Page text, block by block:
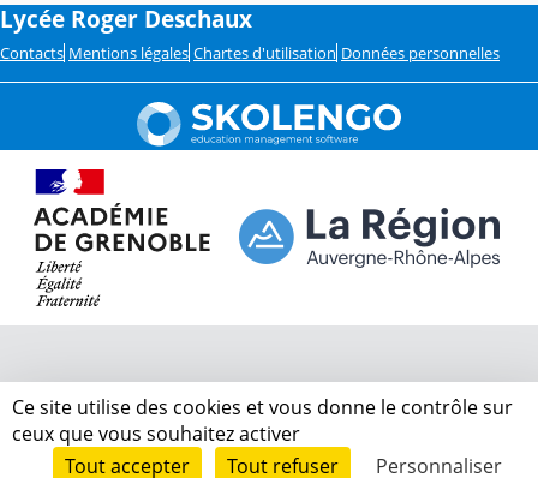
Lycée Roger Deschaux
Contacts Mentions légales Chartes d'utilisation Données personnelles
Ce site utilise des cookies et vous donne le contrôle sur
ceux que vous souhaitez activer
Tout accepter
Tout refuser Personnaliser